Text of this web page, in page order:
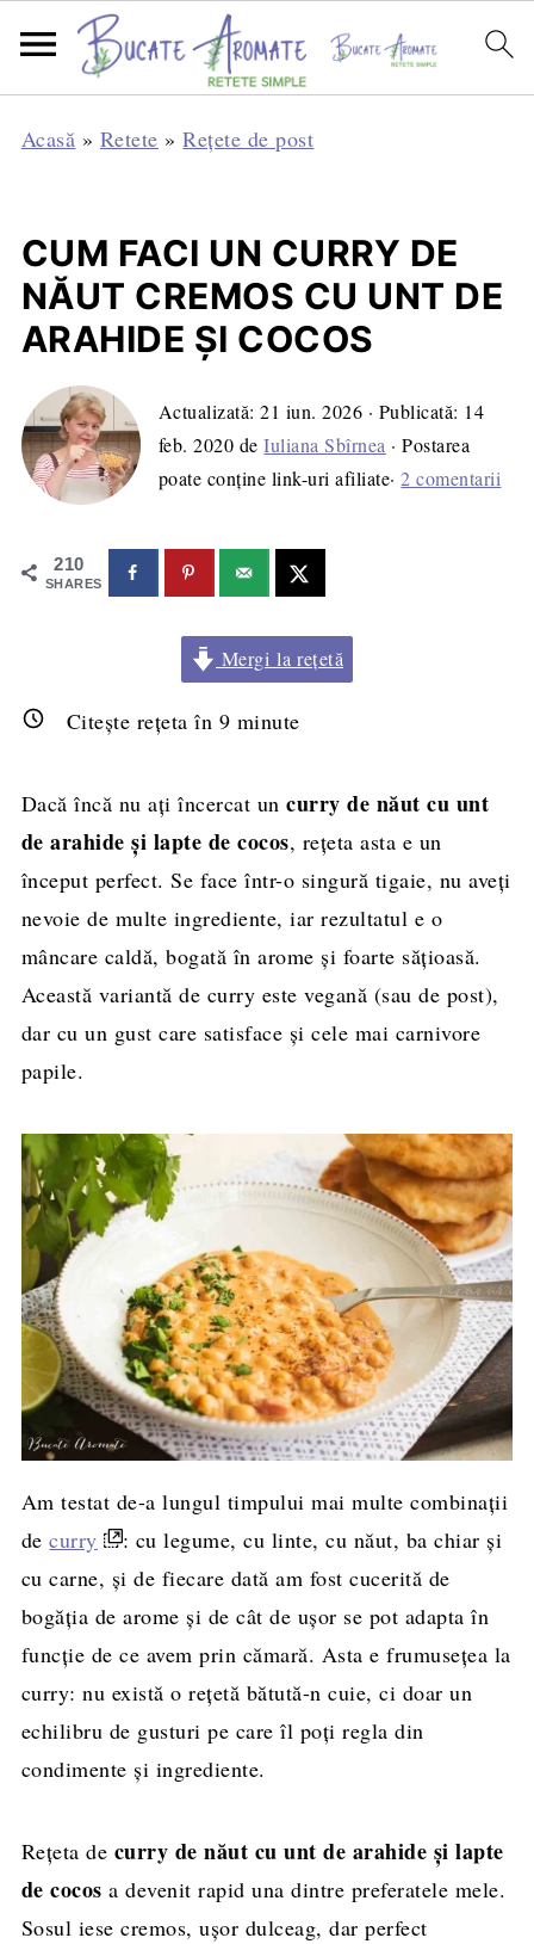
Acasă » Retete »Rețete de post
CUM FACI UN CURRY DE
NĂUT CREMOS CU UNT DE
ARAHIDE ȘI COCOS
Actualizată:21 iun. 2026 · Publicată: 14
feb. 2020 deIuliana Sbîrnea · Postarea
poate conține link-uri afiliate·2 comentarii
210
SHARES
Mergi la rețetă
Citește rețeta în 9 minute
Dacă încă nu ați încercat uncurry de năut cu unt
de arahide și lapte de cocos, rețeta asta e un
început perfect. Se face într-o singură tigaie, nu aveți
nevoie de multe ingrediente, iar rezultatul e o
mâncare caldă, bogată în arome și foarte sățioasă.
Această variantă de curry este vegană (sau de post),
dar cu un gust care satisface și cele mai carnivore
papile.
Am testat de-a lungul timpului mai multe combinații
decurry
: cu legume, cu linte, cu năut, ba chiar și
cu carne, și de fiecare dată am fost cucerită de
bogăția de arome și de cât de ușor se pot adapta în
funcție de ce avem prin cămară. Asta e frumusețea la
curry: nu există o rețetă bătută-n cuie, ci doar un
echilibru de gusturi pe care îl poți regla din
condimente și ingrediente.
Rețeta de curry de năut cu unt de arahide și lapte
de cocos a devenit rapid una dintre preferatele mele.
Sosul iese cremos, ușor dulceag, dar perfect